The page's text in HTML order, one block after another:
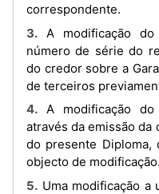
correspondente.
3. A modificação do registo inicial não altera o
número de série do
do credor sobre a
de terceiros
4. A modificação do registo inicial é confirmada
através da emissão
do presente Diploma,
objecto de modificação.
5. Uma modificação a um registo que acrescenta um